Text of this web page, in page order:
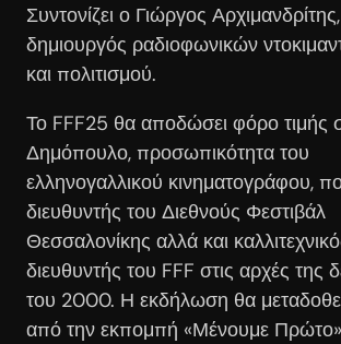
Συντονίζει ο Γιώργος Αρχιμανδρίτης,
δημιουργός ραδιοφωνικών
και πολιτισμού.
Το FFF25 θα αποδώσει φόρο τιμής
Δημόπουλο, προσωπικότητα του
ελληνογαλλικού κινηματογράφου,
διευθυντής του Διεθνούς Φεστιβάλ
Θεσσαλονίκης αλλά και
διευθυντής του FFF στις αρχές της
του 2000. Η εκδήλωση θα
από την εκπομπή «Μένουμε